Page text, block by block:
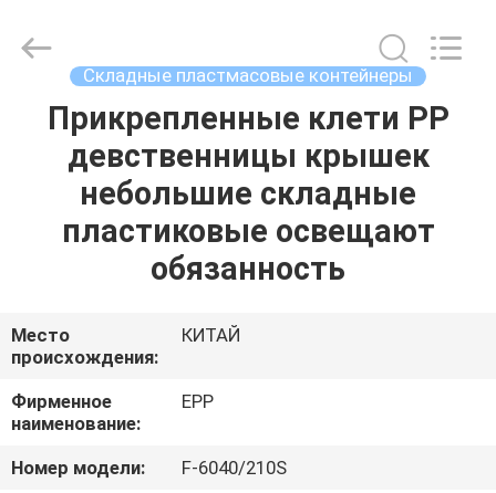
ДОМОЙ
ПРОДУКТЫ
ЭКСКУРСИЯ
ПО
ЗАВОДУ
2017
Складные пластмасовые контейнеры
Прикрепленные клети PP
девственницы крышек
небольшие складные
пластиковые освещают
обязанность
Место
происхождения:
КИТАЙ
Фирменное
наименование:
EPP
Номер модели:
F-6040/210S